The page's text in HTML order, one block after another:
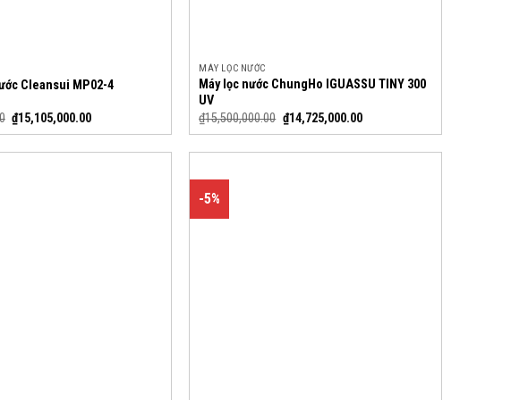
Cleansui MP02-4
₫15,105,000.00
MÁY LỌC NƯỚC
Máy lọc nước ChungHo IGUASSU TINY 300
UV
₫15,500,000.00 ₫14,725,000.00
-5%